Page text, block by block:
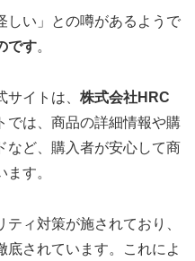
しい」との噂があるようで
です。
イトは、 株式会社HRC
では、商品の詳細情報や購
など、購入者が安心して商
す。
ィ対策が施されており、
底されています。これによ